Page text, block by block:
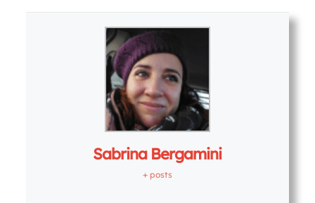
Sabrina Bergamini
+ posts